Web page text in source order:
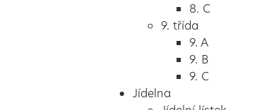
8. C
9. třída
9. A
9. B
9. C
Jídelna